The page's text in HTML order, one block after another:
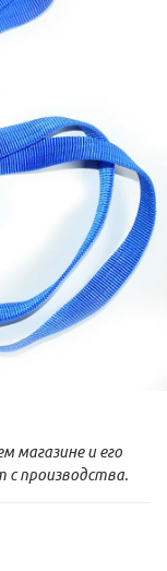
магазине и его
с производства.